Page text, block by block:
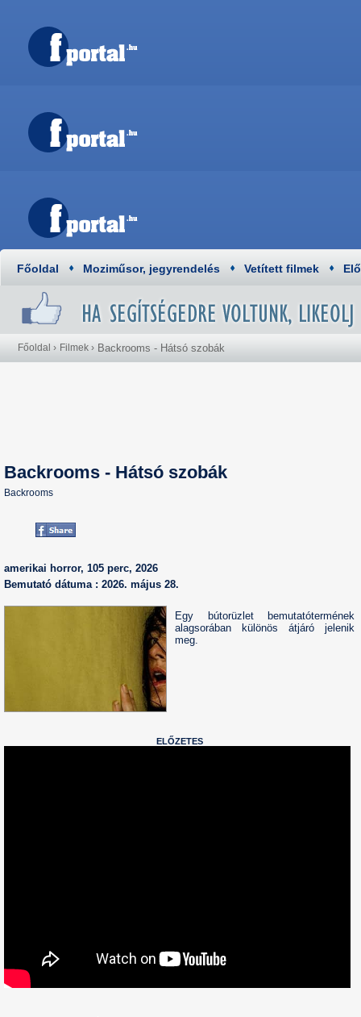
Főoldal Moziműsor, jegyrendelés Vetített filmek
Főoldal › Filmek › Backrooms - Hátsó szobák
Backrooms - Hátsó szobák
Backrooms
amerikai horror, 105 perc, 2026
Bemutató dátuma : 2026. május 28.
Egy bútorüzlet bemutatótermének
alagsorában különös átjáró jelenik
meg.
ELŐZETES